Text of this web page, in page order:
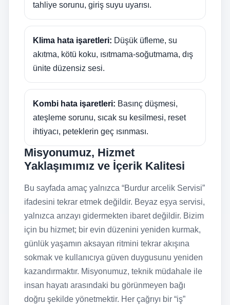
tahliye sorunu, giriş suyu uyarısı.
Klima hata işaretleri: Düşük üfleme, su
akıtma, kötü koku, ısıtmama-soğutmama, dış
ünite düzensiz sesi.
Kombi hata işaretleri: Basınç düşmesi,
ateşleme sorunu, sıcak su kesilmesi, reset
ihtiyacı, peteklerin geç ısınması.
Misyonumuz, Hizmet
Yaklaşımımız ve İçerik Kalitesi
Bu sayfada amaç yalnızca “Burdur arcelik Servisi”
ifadesini tekrar etmek değildir. Beyaz eşya servisi,
yalnızca arızayı gidermekten ibaret değildir. Bizim
için bu hizmet; bir evin düzenini yeniden kurmak,
günlük yaşamın aksayan ritmini tekrar akışına
sokmak ve kullanıcıya güven duygusunu yeniden
kazandırmaktır. Misyonumuz, teknik müdahale ile
insan hayatı arasındaki bu görünmeyen bağı
doğru şekilde yönetmektir. Her çağrıyı bir “iş”